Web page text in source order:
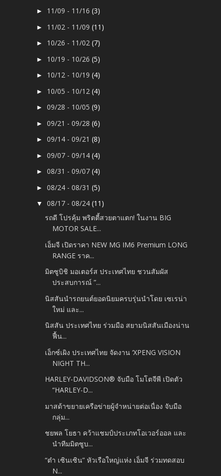
► 11/09 - 11/16(3)
► 11/02 - 11/09(11)
► 10/26 - 11/02(7)
► 10/19 - 10/26(5)
► 10/12 - 10/19(4)
► 10/05 - 10/12(4)
►09/28 - 10/05(9)
►09/21 - 09/28(6)
►09/14 - 09/21(8)
►09/07 - 09/14(4)
►08/31 - 09/07(4)
►08/24 - 08/31(5)
▼08/17 - 08/24(11)
รถดี โปรคุ้ม พริตตี้สวยตาแตก! ในงาน BIG
MOTOR SALE...
เอ็มจี เปิดราคา NEW MG IM6 Premium LONG
RANGE ราค...
มิตซูบิชิ มอเตอร์ส ประเทศไทย ชวนสัมผัส
ประสบการณ์ ”...
นิสสันนำรถยนต์ยอดนิยมครบรุ่นนำโดย เซเรน่า
ใหม่ และ...
นิสสัน ประเทศไทย ร่วมมือ สยามนิสสันเมืองน่าน
ฟื้น...
เอ็กซ์เผิง ประเทศไทย จัดงาน ‘XPENG VISION
NIGHT TH...
HARLEY-DAVIDSON® จับมือ โมโตจีพี เปิดตัว
“HARLEY-D...
มาสด้าขยายเครือข่ายผู้จำหน่ายต่อเนื่อง จับมือ
กลุ่ม...
ชยพล โยธา คว้าแชมป์ประเภทโอเวอร์ออล และ
นำทีมมิตซูบ...
“ต๋า เซินเซิน” หัวเรือใหญ่แห่ง เอ็มจี ร่วมทดสอบ
N...